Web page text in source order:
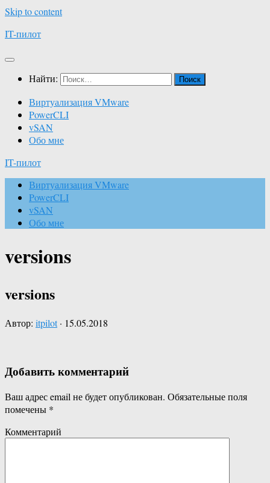
Skip to content
IT-пилот
Найти:
Виртуализация VMware
PowerCLI
vSAN
Обо мне
IT-пилот
Виртуализация VMware
PowerCLI
vSAN
Обо мне
versions
versions
Автор: itpilot · 15.05.2018
Добавить комментарий
Ваш адрес email не будет опубликован. Обязательные поля
помечены *
Комментарий